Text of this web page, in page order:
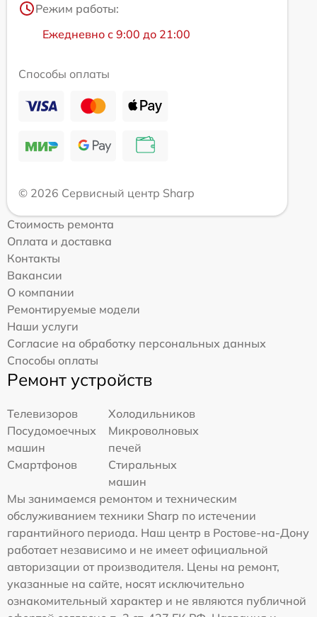
Режим работы:
Ежедневно с 9:00 до 21:00
Способы оплаты
© 2026 Сервисный центр Sharp
Стоимость ремонта
Оплата и доставка
Контакты
Вакансии
О компании
Ремонтируемые модели
Наши услуги
Согласие на обработку персональных данных
Способы оплаты
Ремонт устройств
Телевизоров
Холодильников
Посудомоечных
машин
Микроволновых
печей
Смартфонов
Стиральных
машин
Мы занимаемся ремонтом и техническим
обслуживанием техники Sharp по истечении
гарантийного периода. Наш центр в Ростове-на-Дону
работает независимо и не имеет официальной
авторизации от производителя. Цены на ремонт,
указанные на сайте, носят исключительно
ознакомительный характер и не являются публичной